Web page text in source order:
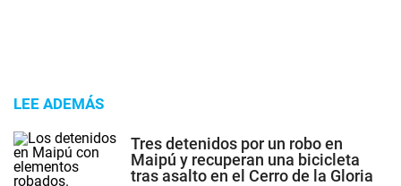
LEE ADEMÁS
Tres detenidos por un robo en
Maipú y recuperan una bicicleta
tras asalto en el Cerro de la Gloria